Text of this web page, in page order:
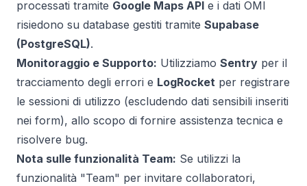
processati tramite Google Maps API e i dati OMI
risiedono su database gestiti tramite Supabase
(PostgreSQL).
Monitoraggio e Supporto: Utilizziamo Sentry per il
tracciamento degli errori e LogRocket per registrare
le sessioni di utilizzo (escludendo dati sensibili inseriti
nei form), allo scopo di fornire assistenza tecnica e
risolvere bug.
Nota sulle funzionalità Team: Se utilizzi la
funzionalità "Team" per invitare collaboratori,